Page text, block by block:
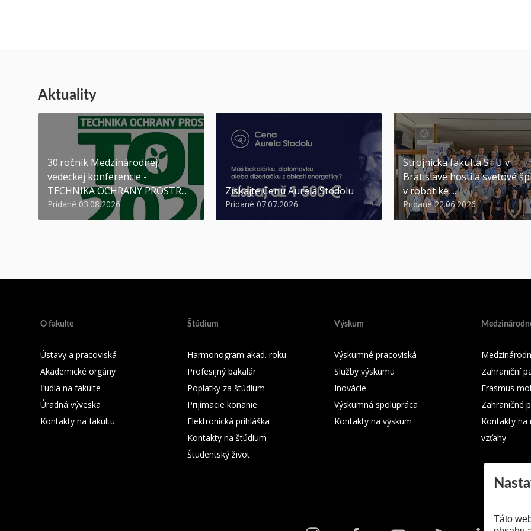
Aktuality
30.ročník Medzinárodnej
vedeckej konferencie -
TECHNIKA OCHRANY PROSTR...
Pridané 03.08.2026
Získajte Cenu Aurela Stodolu
Pridané 07.07.2026
Strojnícka fakulta STU v
Bratislave hostila svetové
v robotike ...
Pridané 22.06.2026
O fakulte
Ústavy a pracoviská
Akademické orgány
Ľudia na fakulte
Úradná výveska
Kontakty na fakultu
Štúdium
Harmonogram akad. roku
Profesijný bakalár
Poplatky za štúdium
Prijímacie konanie
Elektronická prihláška
Kontakty na štúdium
Študentský život
Výskum
Výskumné pracoviská
Služby výskumu
Inovácie
Výskumná spolupráca
Kontakty na výskum
Zahraniční
Erasmus
Zahraničné
Kontakty na
vzťahy
Táto